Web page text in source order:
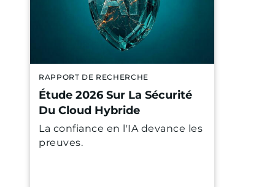
RAPPORT DE RECHERCHE
Étude 2026 Sur La Sécurité
Du Cloud Hybride
La confiance en l'IA devance les
preuves.